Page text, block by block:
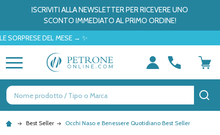
ISCRIVITI ALLA NEWSLETTER PER RICEVERE UNO
SCONTO IMMEDIATO AL PRIMO ORDINE!
DEL MESE → ✨
Ricerca
Best Seller Occhi Naso e Benessere Quotidiano Best Seller